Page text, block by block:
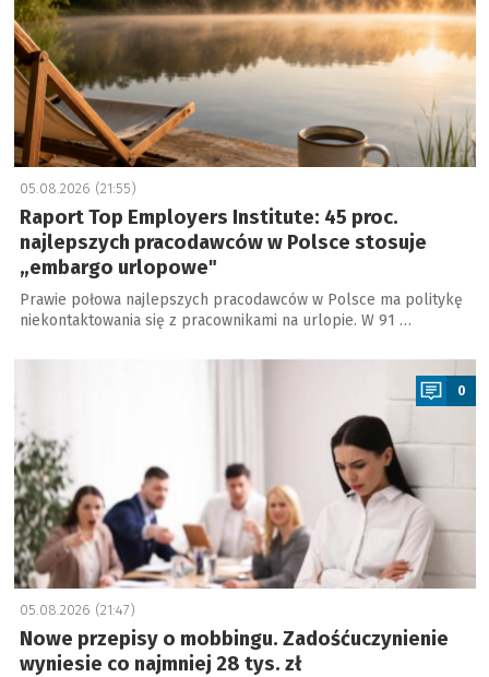
05.08.2026 (21:55)
Raport Top Employers Institute: 45 proc.
najlepszych pracodawców w Polsce stosuje
„embargo urlopowe"
Prawie połowa najlepszych pracodawców w Polsce ma politykę
niekontaktowania się z pracownikami na urlopie. W 91 …
0
05.08.2026 (21:47)
Nowe przepisy o mobbingu. Zadośćuczynienie
wyniesie co najmniej 28 tys. zł